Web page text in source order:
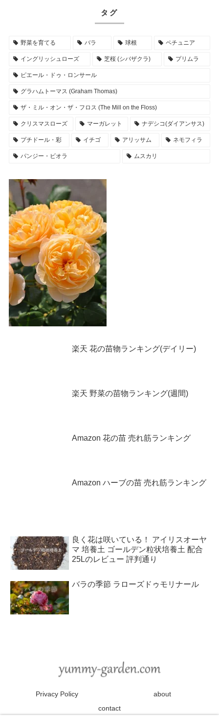
タグ
野菜を育てる バラ 球根 ペチュニア
イングリッシュローズ 芝桜 (シバザクラ) プリムラ
ピエール・ドゥ・ロンサール
グラハムトーマス (Graham Thomas)
ザ・ミル・オン・ザ・フロス (The Mill on the Floss)
クリスマスローズ マーガレット ナデシコ(ダイアンサス)
プチドール・彩 イチゴ アリッサム ネモフィラ
パンジー・ビオラ ムスカリ
楽天 花の苗物ランキング(デイリー)
楽天 野菜の苗物ランキング(週間)
Amazon 花の苗 売れ筋ランキング
Amazon ハーブの苗 売れ筋ランキング
良く花は咲いている！ アイリスオーヤ
マ 培養土 ゴールデン粒状培養土 配合
25Lのレビュー 評判通り
バラの季節 ラローズドゥモリナール
Privacy Policy
about
contact